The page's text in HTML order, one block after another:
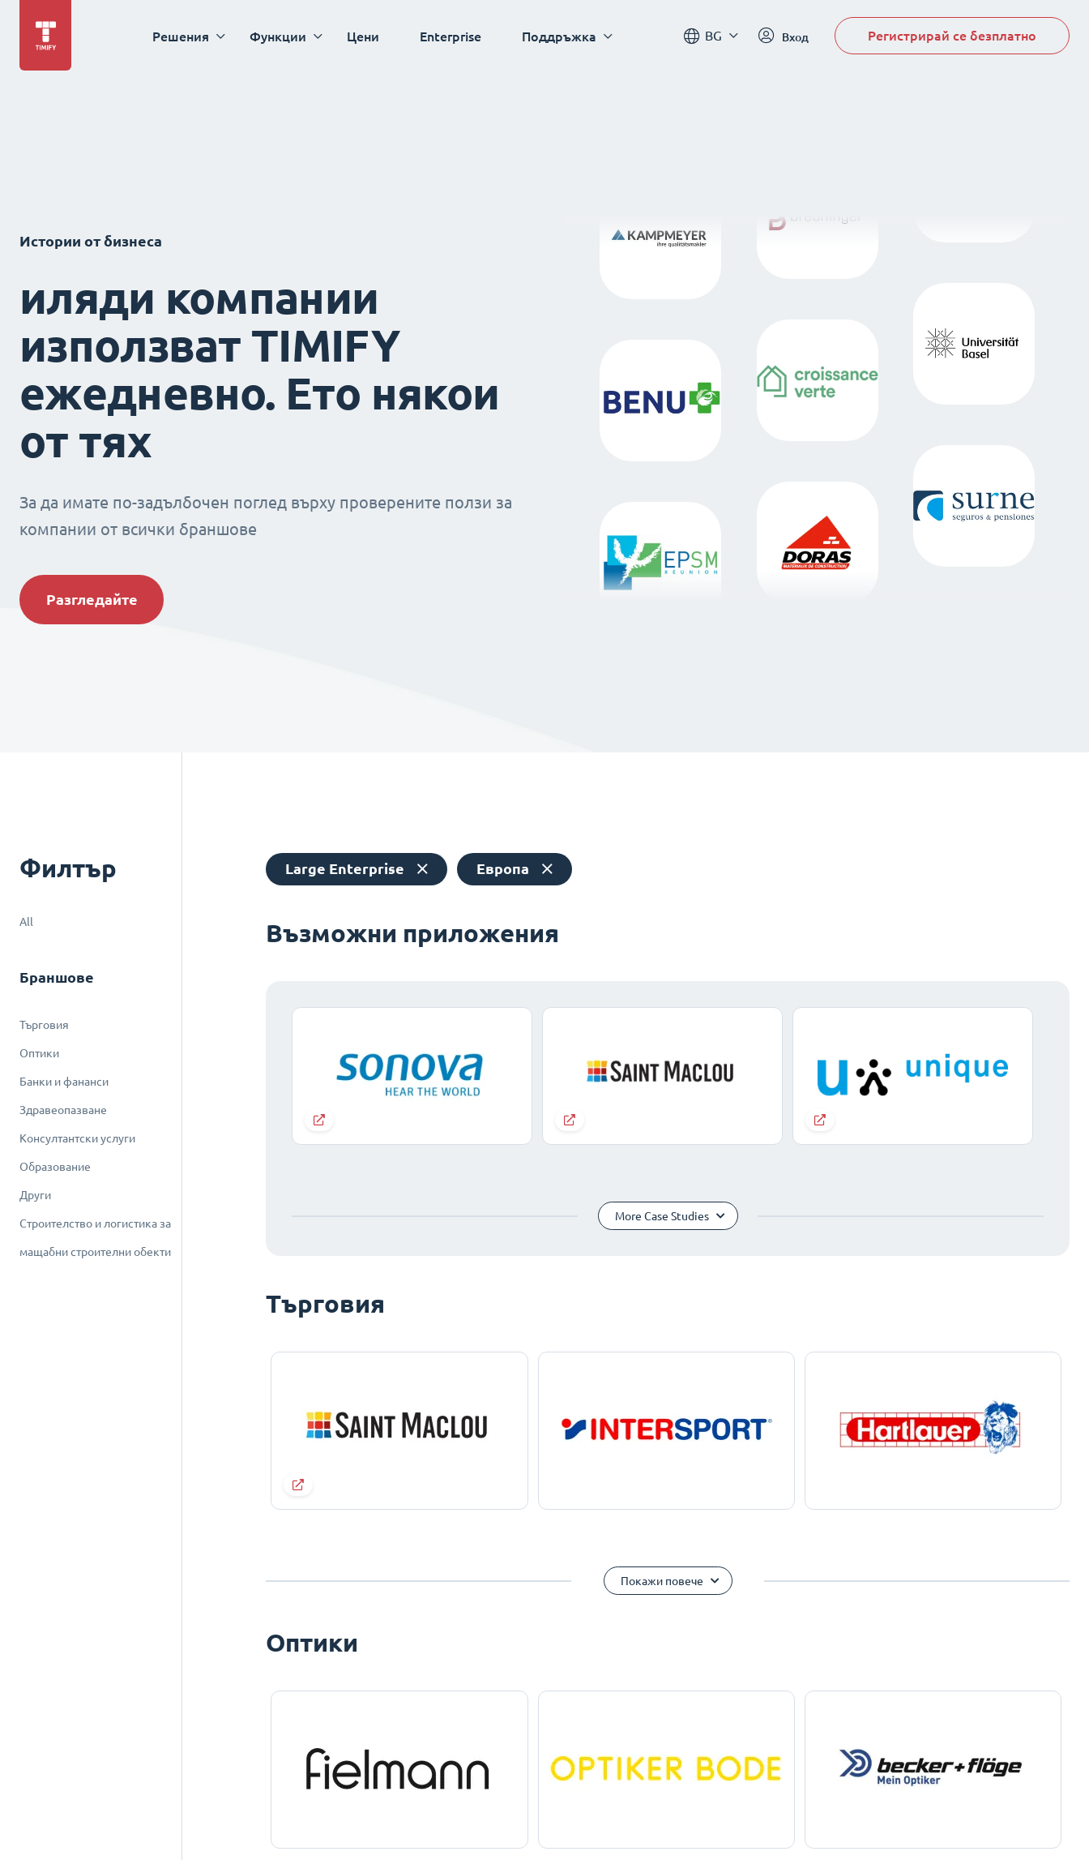
Решения Функции Цени Enterprise Поддръжка BG Вход Регистрирай се безплатно
Истории от бизнеса
иляди компании
използват TIMIFY
ежедневно. Ето някои
от тях
За да имате по-задълбочен поглед върху проверените ползи за
компании от всички браншове
Разгледайте
Филтър
All
Браншове
Търговия
Оптики
Банки и фананси
Здравеопазване
Консултантски услуги
Образование
Други
Строителство и логистика за
мащабни строителни обекти
Large Enterprise Европа
Възможни приложения
More Case Studies
Търговия
Покажи повече
Оптики